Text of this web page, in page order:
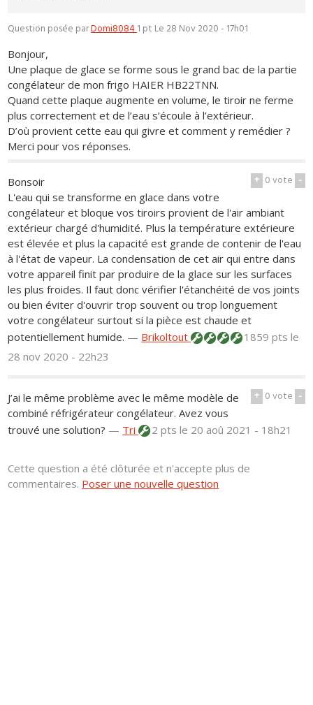
Question posée parDomi80841 pt Le 28 Nov 2020 - 17h01
Bonjour,
Une plaque de glace se forme sous le grand bac de la partie
congélateur de mon frigo HAIER HB22TNN.
Quand cette plaque augmente en volume, le tiroir ne ferme
plus correctement et de l’eau s’écoule à l’extérieur.
D’où provient cette eau qui givre et comment y remédier ?
Merci pour vos réponses.
+ 0vote -
Bonsoir
L'eau qui se transforme en glace dans votre
congélateur et bloque vos tiroirs provient de l'air ambiant
extérieur chargé d'humidité. Plus la température extérieure
est élevée et plus la capacité est grande de contenir de l'eau
à l'état de vapeur. La condensation de cet air qui entre dans
votre appareil finit par produire de la glace sur les surfaces
les plus froides. Il faut donc vérifier l'étanchéité de vos joints
ou bien éviter d'ouvrir trop souvent ou trop longuement
votre congélateur surtout si la pièce est chaude et
potentiellement humide. — Brikoltout 1859 ptsle
28 nov 2020 - 22h23
+ 0vote -
J’ai le même problème avec le même modèle de
combiné réfrigérateur congélateur. Avez vous
trouvé une solution? — Tri 2 ptsle 20 aoû 2021 - 18h21
Cette question a été clôturée et n'accepte plus de
commentaires. Poser une nouvelle question